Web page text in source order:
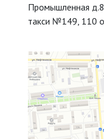
Промышленная
такси №149, 110